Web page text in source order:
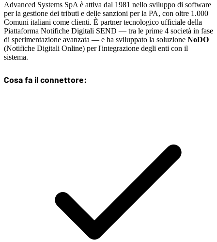
Advanced Systems SpA è attiva dal 1981 nello sviluppo di software
per la gestione dei tributi e delle sanzioni per la PA, con oltre 1.000
Comuni italiani come clienti. È partner tecnologico ufficiale della
Piattaforma Notifiche Digitali SEND — tra le prime 4 società in fase
di sperimentazione avanzata — e ha sviluppato la soluzione NoDO
(Notifiche Digitali Online) per l'integrazione degli enti con il
sistema.
Cosa fa il connettore: